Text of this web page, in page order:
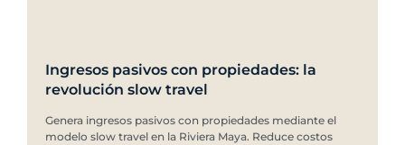
Ingresos pasivos con propiedades: la
revolución slow travel
Genera ingresos pasivos con propiedades mediante el
modelo slow travel en la Riviera Maya. Reduce costos